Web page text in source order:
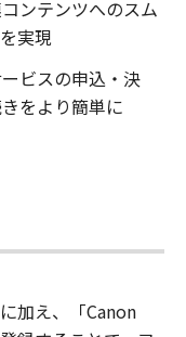
ンテンツへのスム
実現
ビスの申込・決
をより簡単に
加え、「Canon